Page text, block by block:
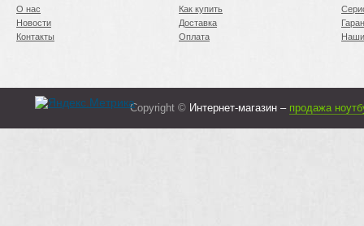
О нас
Новости
Контакты
Как купить
Доставка
Оплата
Copyright © Интернет-магазин – продажа